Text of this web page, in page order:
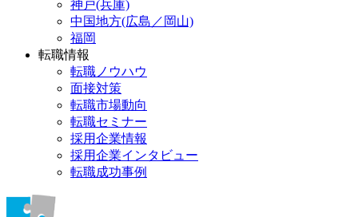
神戸(兵庫)
中国地方(広島／岡山)
福岡
転職情報
転職ノウハウ
面接対策
転職市場動向
転職セミナー
採用企業情報
採用企業インタビュー
転職成功事例